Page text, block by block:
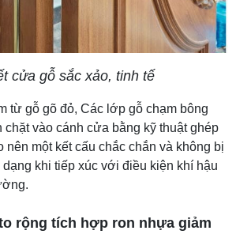
cửa gỗ sắc xảo, tinh tế
từ gỗ gõ đỏ, Các lớp gỗ chạm bông
vào cánh cửa bằng kỹ thuật ghép
nên một kết cấu chắc chắn và không bị
khi tiếp xúc với điều kiện khí hậu
rộng tích hợp ron nhựa giảm